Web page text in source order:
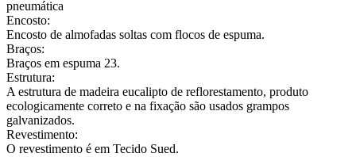
pneumática
Encosto:
Encosto de almofadas soltas com flocos de espuma.
Braços:
Braços em espuma 23.
Estrutura:
A estrutura de madeira eucalipto de reflorestamento, produto
ecologicamente correto e na fixação são usados grampos
galvanizados.
Revestimento:
O revestimento é em Tecido Sued.